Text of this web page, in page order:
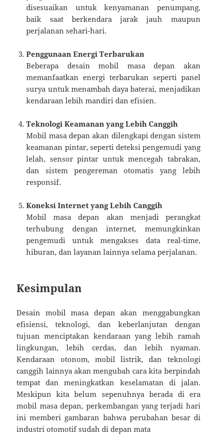
disesuaikan untuk kenyamanan penumpang,
baik saat berkendara jarak jauh maupun
perjalanan sehari-hari.
Penggunaan Energi Terbarukan
Beberapa desain mobil masa depan akan
memanfaatkan energi terbarukan seperti panel
surya untuk menambah daya baterai, menjadikan
kendaraan lebih mandiri dan efisien.
Teknologi Keamanan yang Lebih Canggih
Mobil masa depan akan dilengkapi dengan sistem
keamanan pintar, seperti deteksi pengemudi yang
lelah, sensor pintar untuk mencegah tabrakan,
dan sistem pengereman otomatis yang lebih
responsif.
Koneksi Internet yang Lebih Canggih
Mobil masa depan akan menjadi perangkat
terhubung dengan internet, memungkinkan
pengemudi untuk mengakses data real-time,
hiburan, dan layanan lainnya selama perjalanan.
Kesimpulan
Desain mobil masa depan akan menggabungkan
efisiensi, teknologi, dan keberlanjutan dengan
tujuan menciptakan kendaraan yang lebih ramah
lingkungan, lebih cerdas, dan lebih nyaman.
Kendaraan otonom, mobil listrik, dan teknologi
canggih lainnya akan mengubah cara kita berpindah
tempat dan meningkatkan keselamatan di jalan.
Meskipun kita belum sepenuhnya berada di era
mobil masa depan, perkembangan yang terjadi hari
ini memberi gambaran bahwa perubahan besar di
industri otomotif sudah di depan mata